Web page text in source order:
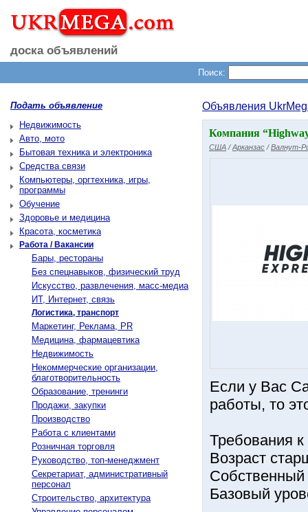
доска объявлений
Поиск:
Подать объявление
Недвижимость
Авто, мото
Бытовая техника и электроника
Средства связи
Компьютеры, оргтехника, игры,
программы
Обучение
Здоровье и медицина
Красота, косметика
Работа / Вакансии
Бары, рестораны
Без спецнавыков, физический труд
Искусство, развлечения, масс-медиа
ИТ, Интернет, связь
Логистика, транспорт
Маркетинг, Реклама, PR
Медицина, фармацевтика
Недвижимость
Некоммерческие организации,
благотворительность
Образование, тренинги
Продажи, закупки
Производство
Работа с клиентами
Розничная торговля
Руководство, топ-менеджмент
Секретариат, административный
персонал
Строительство, архитектура
Объявления
Компания
США /Арканзас /Валнут-
Если у Вас
работы, то
Требования
Возраст
Собственный
Базовый